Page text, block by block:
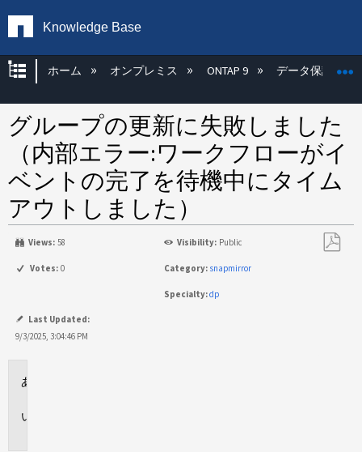
Knowledge Base
グローバル階層を展開/折りたたむ
ホーム オンプレミス ONTAP 9 データ保護
グループの更新に失敗しました
（内部エラー:ワークフローがイ
ベントの完了を待機中にタイム
アウトしました）
Views: 58 Visibility: Public
Votes: 0 Category: snapmirror
Specialty:dp
Last Updated:
9/3/2025, 3:04:46 PM